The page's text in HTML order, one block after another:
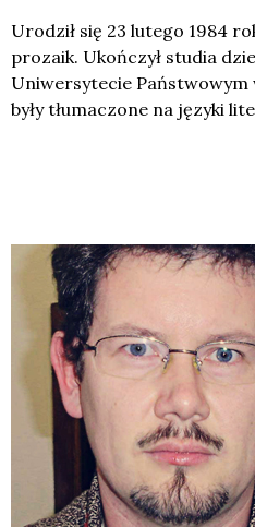
Urodził się 23 lutego 1984
prozaik. Ukończył studia
Uniwersytecie Państwowym
były tłumaczone na języki